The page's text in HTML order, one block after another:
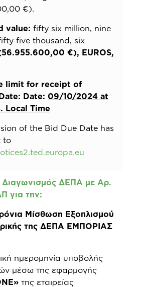
€).
value: fifty six million, nine
five thousand, six
€), EUROS,
limit for receipt of
Date: 09/10/2024 at
Local Time
of the Bid Due Date has
to
Διαγωνισμός ΔΕΠΑ με Αρ.
για την:
Μίσθωση Εξοπλισμού
της ΔΕΠΑ ΕΜΠΟΡΙΑΣ
ημερομηνία υποβολής
μέσω της εφαρμογής
της εταιρείας